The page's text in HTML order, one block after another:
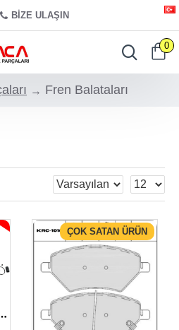
BIZE ULAŞIN
0
Fren Balataları
ÇOK SATAN ÜRÜN